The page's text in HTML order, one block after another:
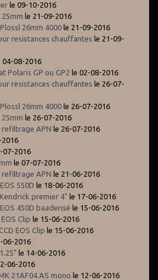
le 09-10-2016
25mm le 21-09-2016
26mm 4000 le 21-09-2016
resistances chauffantes le 21-09-
04-08-2016
Polaris GP ou GP2 le 02-08-2016
resistances chauffantes le 26-07-
26mm 4000 le 26-07-2016
25mm le 26-07-2016
refiltrage APN le 26-07-2016
2016
07-2016
le 07-07-2016
refiltrage APN le 21-06-2016
550D le 18-06-2016
premier 4" le 17-06-2016
450D baaderisé le 15-06-2016
Clip le 15-06-2016
EOS Clip le 15-06-2016
06-2016
le 14-06-2016
06-2016
21AF04.AS mono le 12-06-2016